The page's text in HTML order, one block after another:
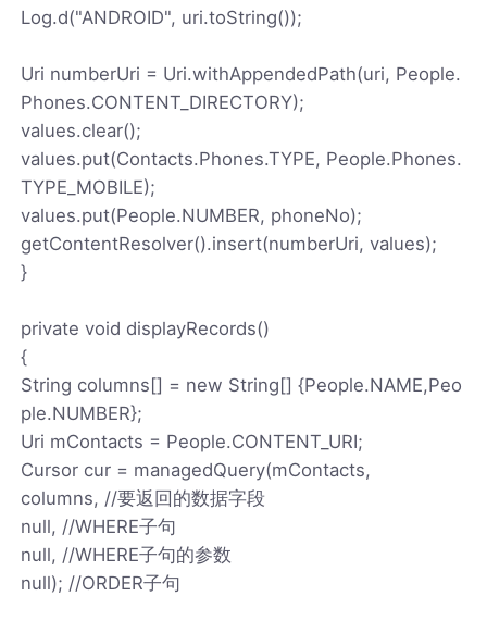
Log.d("ANDROID", uri.toString());
Uri numberUri = Uri.withAppendedPath(uri, People.
Phones.CONTENT_DIRECTORY);
values.clear();
values.put(Contacts.Phones.TYPE, People.Phones.
TYPE_MOBILE);
values.put(People.NUMBER, phoneNo);
getContentResolver().insert(numberUri, values);
}
private void displayRecords()
{
String columns[] = new String[] {People.NAME,Peo
ple.NUMBER};
Uri mContacts = People.CONTENT_URI;
Cursor cur = managedQuery(mContacts,
columns, //要返回的数据字段
null, //WHERE子句
null, //WHERE子句的参数
null); //ORDER子句